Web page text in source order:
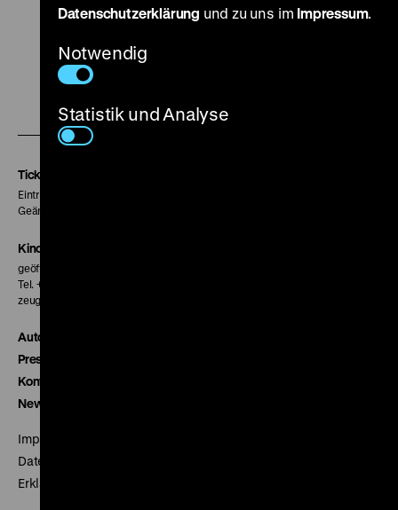
unsererunserer
Tickets
Eintritt 5 €
Geänderte Preise sind im Programm vermerkt.
Kinokasse
geöffnet 30 Minuten vor Beginn der ersten Vorstellung
Tel. + 49 30 20304-770
zeughauskino@dhm.de
Autor*innen
Presse
Kontakt
Newsletter
Impressum
Datenschutz
Erklärung digitale Barrierefreiheit
Datenschutzerklärung und zu uns im Impressum.
Notwendig
Statistik und Analyse